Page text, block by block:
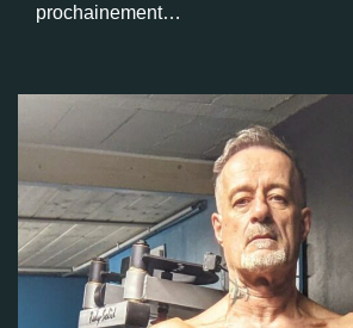
prochainement…